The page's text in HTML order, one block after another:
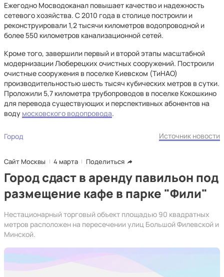
Ежегодно Мосводоканал повышает качество и надежность
сетевого хозяйства. С 2010 года в столице построили и
реконструировали 1,2 тысячи километров водопроводной и
более 550 километров канализационной сетей.
Кроме того, завершили первый и второй этапы масштабной
модернизации Люберецких очистных сооружений. Построили
очистные сооружения в поселке Киевском (ТиНАО)
производительностью шесть тысяч кубических метров в сутки.
Проложили 5,7 километра трубопроводов в поселке Кокошкино
для перевода существующих и перспективных абонентов на
воду московского водопровода.
Город Источник новости
Сайт Москвы 4 марта Поделиться
Город сдаст в аренду павильон под
размещение кафе в парке "Фили"
Нестационарный торговый объект площадью 90 квадратных
метров расположен на пересечении улиц Большой Филевской и
Минской.